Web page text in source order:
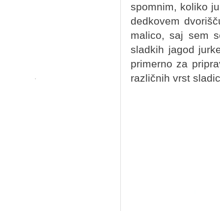
spomnim, koliko
dedkovem
malico, saj sem
sladkih jagod
primerno za
različnih vrst